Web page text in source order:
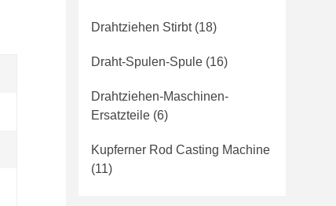
Drahtziehen Stirbt(18)
Draht-Spulen-Spule (16)
Drahtziehen-Maschinen-
Ersatzteile (6)
Kupferner Rod Casting Machine
(11)